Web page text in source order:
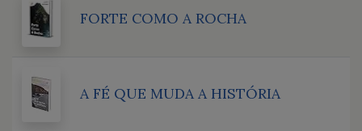
FORTE COMO A ROCHA
A FÉ QUE MUDA A HISTÓRIA